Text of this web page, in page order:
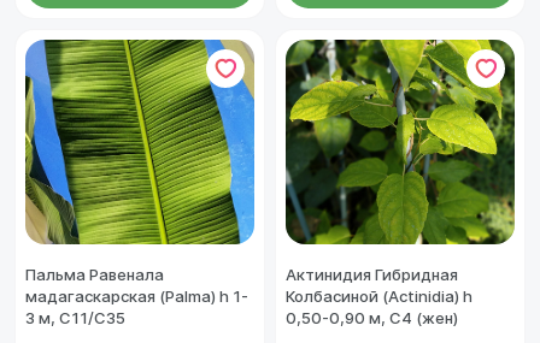
Пальма Равенала
мадагаскарская (Palma) h 1-
3 м, С11/С35
Актинидия Гибридная
Колбасиной (Actinidia) h
0,50-0,90 м, С4 (жен)